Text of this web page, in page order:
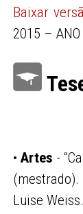
Baixar
2015 –
•Artes -
(mestrado).
Luise